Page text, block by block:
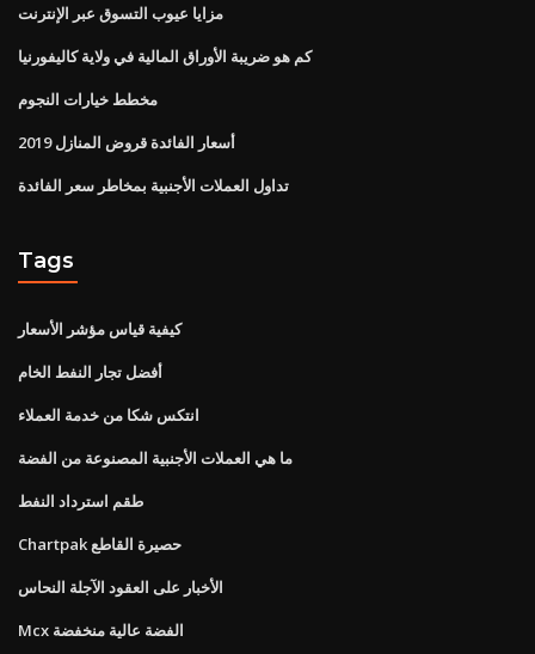
مزايا عيوب التسوق عبر الإنترنت
كم هو ضريبة الأوراق المالية في ولاية كاليفورنيا
مخطط خيارات النجوم
أسعار الفائدة قروض المنازل 2019
تداول العملات الأجنبية بمخاطر سعر الفائدة
Tags
كيفية قياس مؤشر الأسعار
أفضل تجار النفط الخام
انتكس شكا من خدمة العملاء
ما هي العملات الأجنبية المصنوعة من الفضة
طقم استرداد النفط
Chartpak حصيرة القاطع
الأخبار على العقود الآجلة النحاس
Mcx الفضة عالية منخفضة